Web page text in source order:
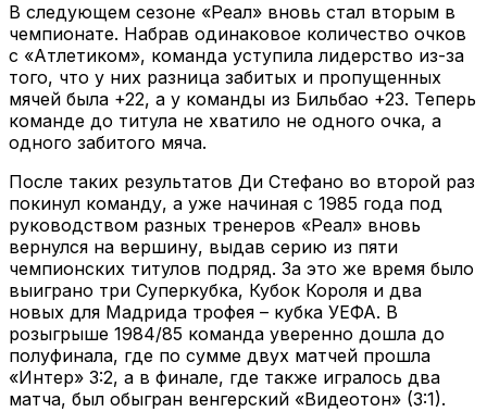
В следующем сезоне «Реал» вновь стал вторым в
чемпионате. Набрав одинаковое количество очков
с «Атлетиком», команда уступила лидерство из-за
того, что у них разница забитых и пропущенных
мячей была +22, а у команды из Бильбао +23. Теперь
команде до титула не хватило не одного очка, а
одного забитого мяча.
После таких результатов Ди Стефано во второй раз
покинул команду, а уже начиная с 1985 года под
руководством разных тренеров «Реал» вновь
вернулся на вершину, выдав серию из пяти
чемпионских титулов подряд. За это же время было
выиграно три Суперкубка, Кубок Короля и два
новых для Мадрида трофея – кубка УЕФА. В
розыгрыше 1984/85 команда уверенно дошла до
полуфинала, где по сумме двух матчей прошла
«Интер» 3:2, а в финале, где также игралось два
матча, был обыгран венгерский «Видеотон» (3:1).